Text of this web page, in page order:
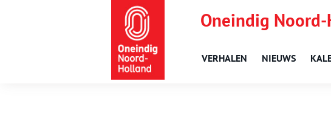
Oneindig
VERHALEN NIEUWS